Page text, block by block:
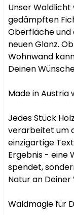
Unser
gedämpften
Oberfläche und
neuen Glanz.
Wohnwand
Deinen
Made in
Jedes Stück
verarbeitet um
einzigartige
Ergebnis - eine
spendet,
Natur an
Waldmagie für